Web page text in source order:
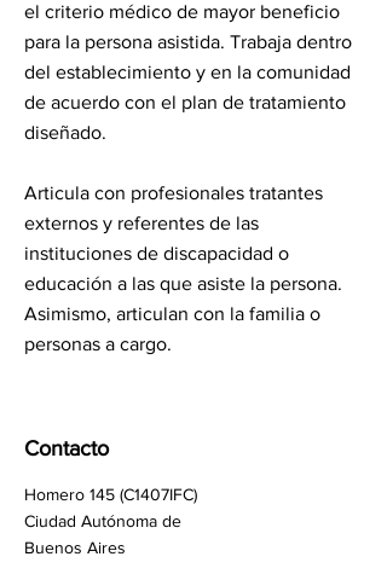
el criterio médico de mayor beneficio
para la persona asistida. Trabaja dentro
del establecimiento y en la comunidad
de acuerdo con el plan de tratamiento
diseñado.
Articula con profesionales tratantes
externos y referentes de las
instituciones de discapacidad o
educación a las que asiste la persona.
Asimismo, articulan con la familia o
personas a cargo.
Contacto
Homero 145 (C1407IFC)
Ciudad Autónoma de
Buenos Aires